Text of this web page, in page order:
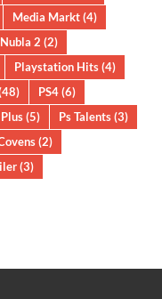
Media Markt(4)
Nubla 2 (2)
Playstation Hits(4)
PS4(6)
Plus(5) Ps Talents(3)
(2)
(3)